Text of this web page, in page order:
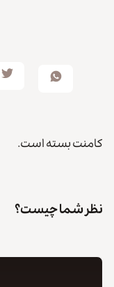
کامنت بسته است.
نظر شما چیست؟